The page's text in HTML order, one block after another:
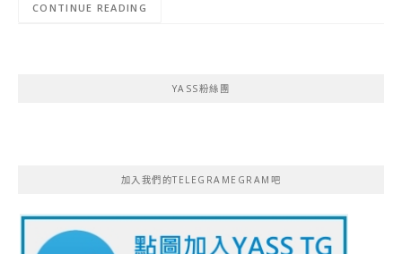
CONTINUE READING
YASS粉絲團
加入我們的TELEGRAMEGRAM吧